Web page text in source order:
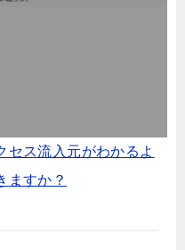
セス流入元がわかるよ
ますか？